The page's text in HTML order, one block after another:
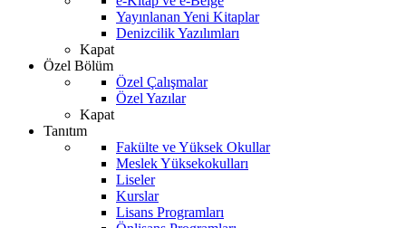
Yayınlanan Yeni Kitaplar
Denizcilik Yazılımları
Kapat
Özel Bölüm
Özel Çalışmalar
Özel Yazılar
Kapat
Tanıtım
Fakülte ve Yüksek Okullar
Meslek Yüksekokulları
Liseler
Kurslar
Lisans Programları